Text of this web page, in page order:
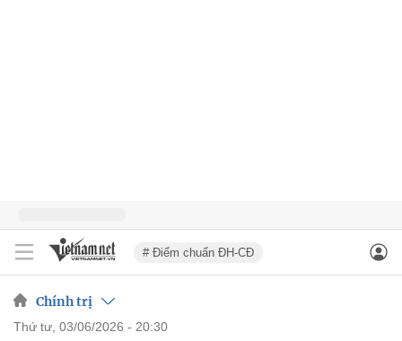
# Điểm chuẩn ĐH-CĐ
Chính trị
thứ tư, 03/06/2026 - 20:30